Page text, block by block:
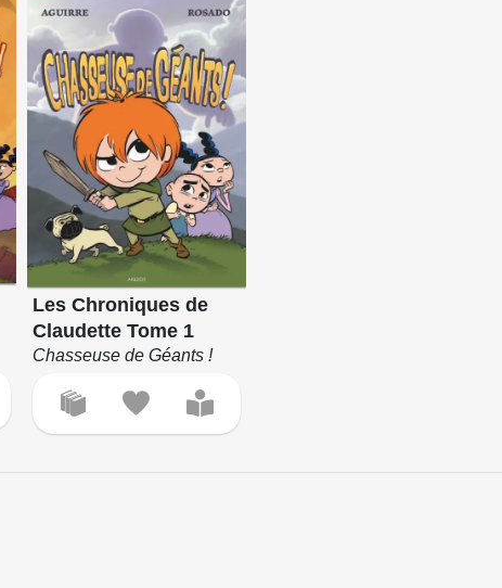
Les Chroniques de
Claudette Tome 1
Chasseuse de Géants !